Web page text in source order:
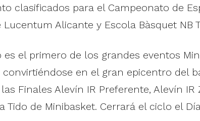
clasificados para el Campeonato de
Alicante y Escola Bàsquet NB
es el primero de los grandes eventos
en el gran epicentro del
Finales Alevín IR Preferente, Alevín
Tido de Minibasket. Cerrará el ciclo el